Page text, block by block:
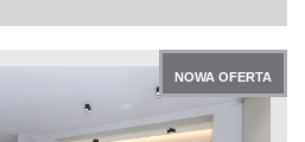
NOWA OFERTA